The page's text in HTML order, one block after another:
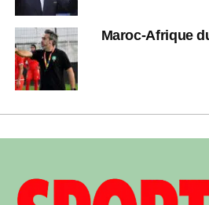
Maroc-Afrique